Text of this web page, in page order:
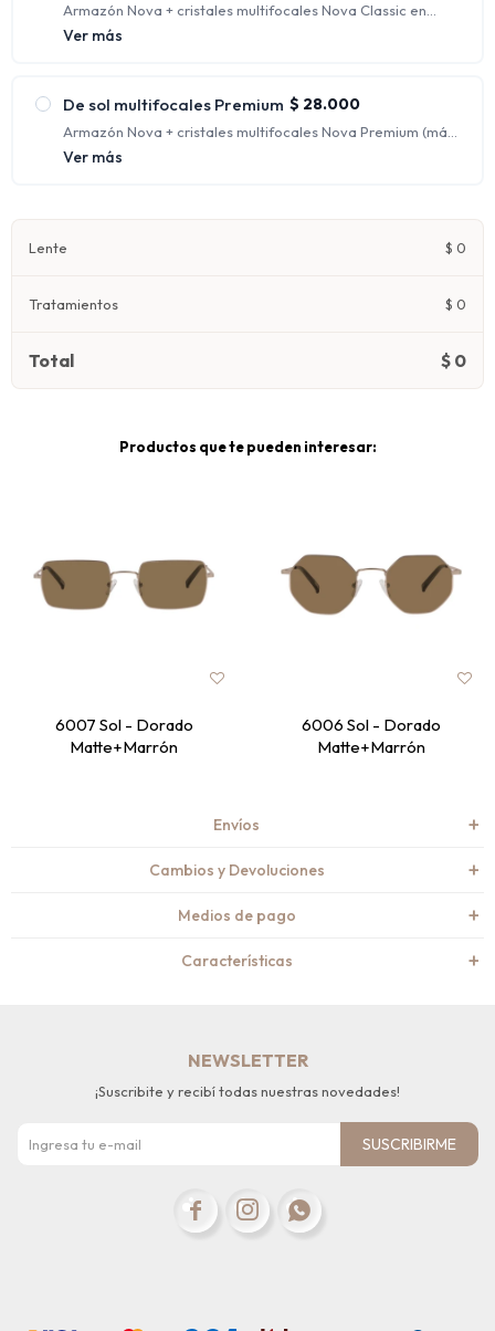
Armazón Nova + cristales multifocales Nova Classic en
policarbonato con protección UV.
Ver más
De sol multifocales Premium $ 28.000
Armazón Nova + cristales multifocales Nova Premium (más
fino y liviano) en orgánico 1.67 con protección UV.
Ver más
Lente $ 0
Tratamientos $ 0
Total $ 0
Productos que te pueden interesar:
6007 Sol - Dorado
Matte+Marrón
6006 Sol - Dorado
Matte+Marrón
Envíos
Cambios y Devoluciones
Medios de pago
Características
NEWSLETTER
¡Suscribite y recibí todas nuestras novedades!
SUSCRIBIRME
  